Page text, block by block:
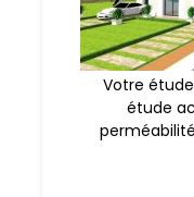
Votre
étude